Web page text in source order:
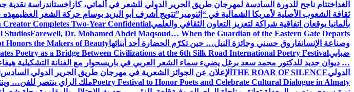
الغد اختتام ناجح للدورة السادسة لمهرجان طريق الحرير الدولي للشعر في ألماتي، كازاخستاندراسة نقدية
ثقافة الشعوب الأصلية لأمريكا الشمالية في “إثنومير”تتويج أشرف أبو اليزيد بوسام حركة الشعر العظيمهذه
بألمانيا يوقعان اتفاقية شراكة لتعزيز التعاون الثقافي والعلميCreator Completes Two-Year Confidential
StudiosFarewell, Dr. Mohamed Abdel Maqsoud… When the Guardian of the Eastern Gate Departs
وصناعة الإنسانفاروق حسني وجائزة النيل… حين تكرّم الحضارة أحد أبنائهاHonors the Makers of Beauty
ضبابيPoetry as a Bridge Between Civilizations at the 6th Silk Road International Poetry Festival
… ديوان جديد للدكتور محمد سعد برغل يضيء سماء الشعر العربي في باريسحوار مع الفنانة التشكيلية
الدوليTHE ROAR OF SILENCE الإعلان عن الجوائز الشعرية في مهرجان طريق الحرير الدولي السادس
Poetry Festival to Honor Poets and Celebrate Cultural Dialogue in Almatyملك الراي ينتصر للفن…